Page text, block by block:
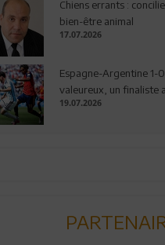
Chiens errants :
bien-être animal
17.07.2026
Espagne-Argentine 1-
valeureux, un finaliste
19.07.2026